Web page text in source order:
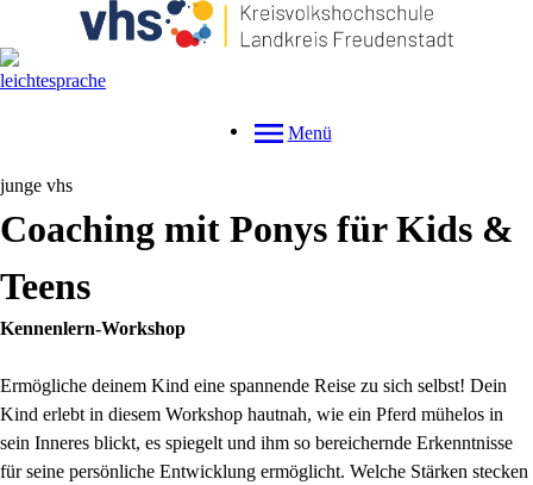
Menü
junge vhs
Coaching mit Ponys für Kids &
Teens
Kennenlern-Workshop
Ermögliche deinem Kind eine spannende Reise zu sich selbst! Dein
Kind erlebt in diesem Workshop hautnah, wie ein Pferd mühelos in
sein Inneres blickt, es spiegelt und ihm so bereichernde Erkenntnisse
für seine persönliche Entwicklung ermöglicht. Welche Stärken stecken